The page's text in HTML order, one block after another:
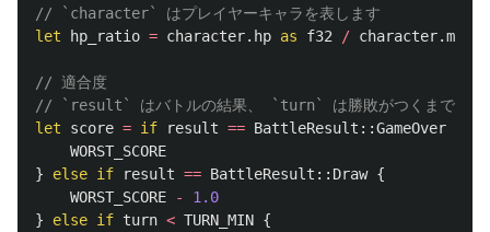
// `character` はプレイヤーキャラを表します
let
hp_ratio = character.hp as f32 / character
// 適合度
// `result` はバトルの結果、 `turn` は勝敗がつくまでに経過
let
score = if result == BattleResult ::GameOver
WORST_SCORE
}
else if result == BattleResult :: Draw {
WORST_SCORE
-
1.0
}
else if turn < TURN_MIN {